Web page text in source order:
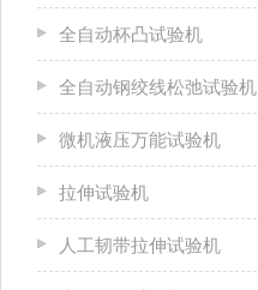
全自动杯凸试验机
全自动钢绞线松弛试验机
微机液压万能试验机
拉伸试验机
人工韧带拉伸试验机